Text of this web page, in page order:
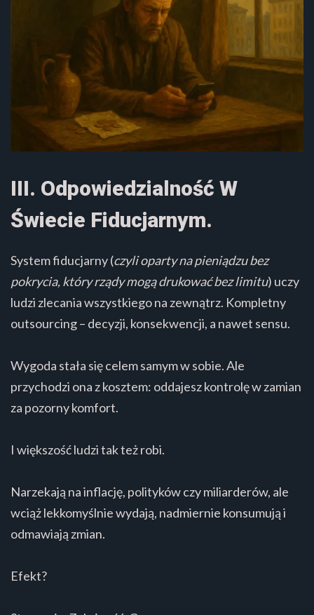
III. Odpowiedzialność W
Świecie Fiducjarnym.
System fiducjarny (czyli oparty na pieniądzu bez
pokrycia, który rządy mogą drukować bez limitu) uczy
ludzi zlecania wszystkiego na zewnątrz. Kompletny
outsourcing – decyzji, konsekwencji, a nawet sensu.
Wygoda stała się celem samym w sobie. Ale
przychodzi ona z kosztem: oddajesz kontrolę w zamian
za pozorny komfort.
I większość ludzi tak też robi.
Narzekają na inflację, polityków czy miliarderów, ale
wciąż lekkomyślnie wydają, nadmiernie konsumują i
odmawiają zmian.
Efekt?